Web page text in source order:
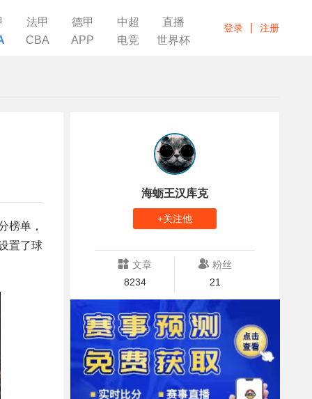
法甲 德甲 中超
直播
CBA APP 电竞 世界杯
登录 注册
榜单，
置了球
海蛎王汉库克
+关注他
文章
8234
粉丝
21